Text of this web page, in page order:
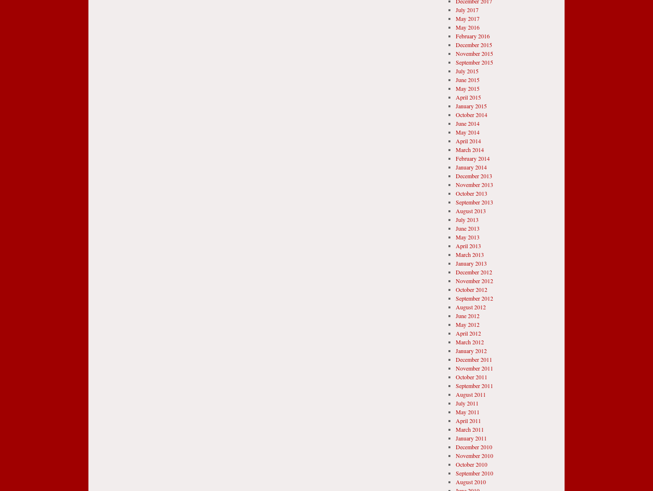
July 2017
May 2017
May 2016
February 2016
December 2015
November 2015
September 2015
July 2015
June 2015
May 2015
April 2015
January 2015
October 2014
June 2014
May 2014
April 2014
March 2014
February 2014
January 2014
December 2013
November 2013
October 2013
September 2013
August 2013
July 2013
June 2013
May 2013
April 2013
March 2013
January 2013
December 2012
November 2012
October 2012
September 2012
August 2012
June 2012
May 2012
April 2012
March 2012
January 2012
December 2011
November 2011
October 2011
September 2011
August 2011
July 2011
May 2011
April 2011
March 2011
January 2011
December 2010
November 2010
October 2010
September 2010
August 2010